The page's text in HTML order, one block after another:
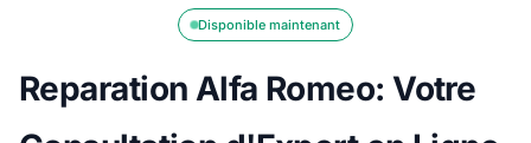
Disponible maintenant
Reparation Alfa Romeo: Votre